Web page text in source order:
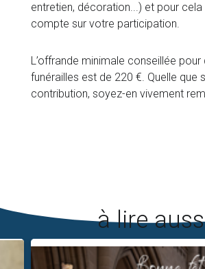
entretien, décoration...) et pour
compte sur votre participation.
L’offrande minimale conseillée pour
funérailles est de 220 €. Quelle que
contribution, soyez-en vivement
à lire